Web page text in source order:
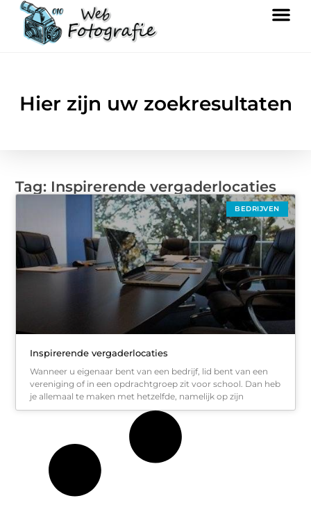
Hier zijn uw zoekresultaten
Tag: Inspirerende vergaderlocaties
BEDRIJVEN
Inspirerende vergaderlocaties
Wanneer u eigenaar bent van een bedrijf, lid bent van een
vereniging of in een opdrachtgroep zit voor school. Dan heb
je allemaal te maken met hetzelfde, namelijk op zijn